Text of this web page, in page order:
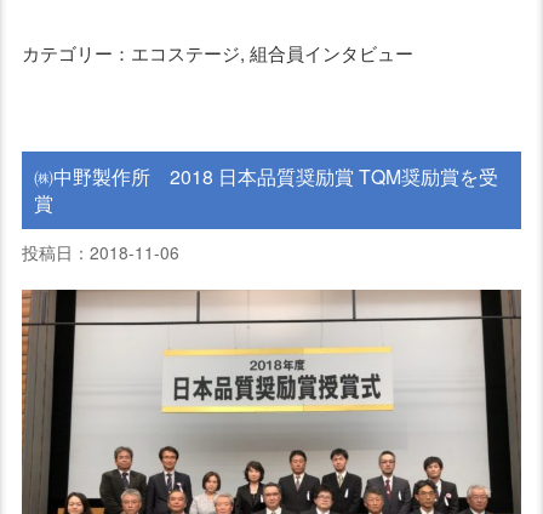
カテゴリー：エコステージ, 組合員インタビュー
㈱中野製作所 2018 日本品質奨励賞 TQM奨励賞を受
賞
投稿日：2018-11-06